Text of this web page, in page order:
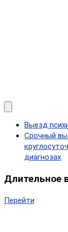
Выезд
Срочный
диагнозах
Длительное
Перейти